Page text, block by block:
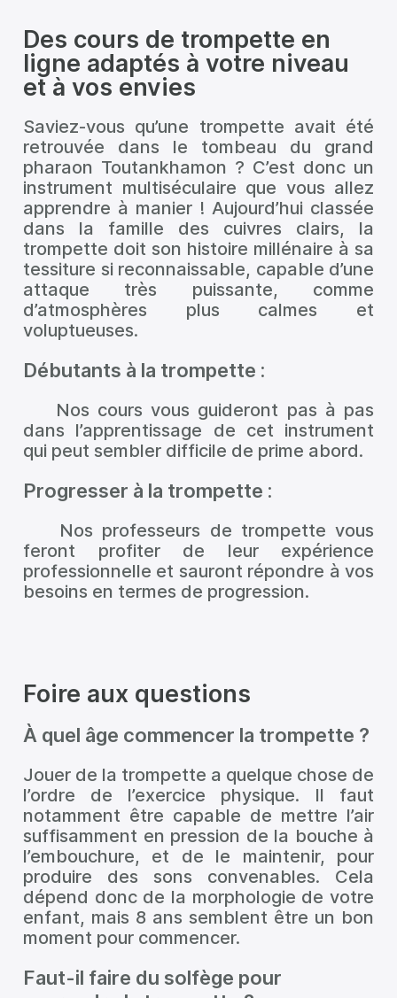
Des cours de trompette en
ligne adaptés à votre niveau
et à vos envies
Saviez-vous qu’une trompette avait été
retrouvée dans le tombeau du grand
pharaon Toutankhamon ? C’est donc un
instrument multiséculaire que vous allez
apprendre à manier ! Aujourd’hui classée
dans la famille des cuivres clairs, la
trompette doit son histoire millénaire à sa
tessiture si reconnaissable, capable d’une
attaque très puissante, comme
d’atmosphères plus calmes et
voluptueuses.
Débutants à la trompette :
Nos cours vous guideront pas à pas
dans l’apprentissage de cet instrument
qui peut sembler difficile de prime abord.
Progresser à la trompette :
Nos professeurs de trompette vous
feront profiter de leur expérience
professionnelle et sauront répondre à vos
besoins en termes de progression.
Foire aux questions
À quel âge commencer la trompette ?
Jouer de la trompette a quelque chose de
l’ordre de l’exercice physique. Il faut
notamment être capable de mettre l’air
suffisamment en pression de la bouche à
l’embouchure, et de le maintenir, pour
produire des sons convenables. Cela
dépend donc de la morphologie de votre
enfant, mais 8 ans semblent être un bon
moment pour commencer.
Faut-il faire du solfège pour